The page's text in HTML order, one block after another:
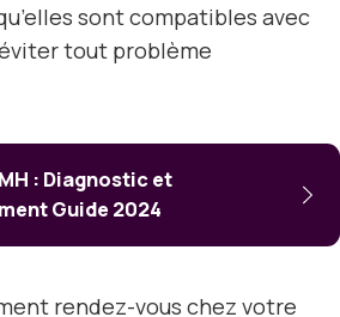
sont compatibles avec
tout problème
: Diagnostic et
Guide 2024
rendez-vous chez votre